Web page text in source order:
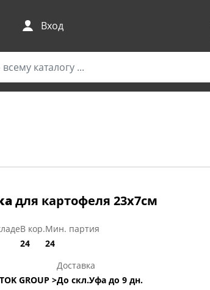
Вход
для картофеля 23х7см
В кор.
24
Мин. партия
24
GROUP >
Доставка
До скл.Уфа до 9 дн.